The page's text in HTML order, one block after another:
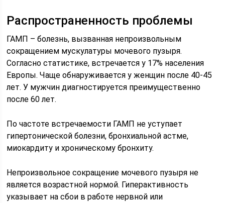
Распространенность проблемы
ГАМП – болезнь, вызванная непроизвольным
сокращением мускулатуры мочевого пузыря.
Согласно статистике, встречается у 17% населения
Европы. Чаще обнаруживается у женщин после 40-45
лет. У мужчин диагностируется преимущественно
после 60 лет.
По частоте встречаемости ГАМП не уступает
гипертонической болезни, бронхиальной астме,
миокардиту и хроническому бронхиту.
Непроизвольное сокращение мочевого пузыря не
является возрастной нормой. Гиперактивность
указывает на сбои в работе нервной или